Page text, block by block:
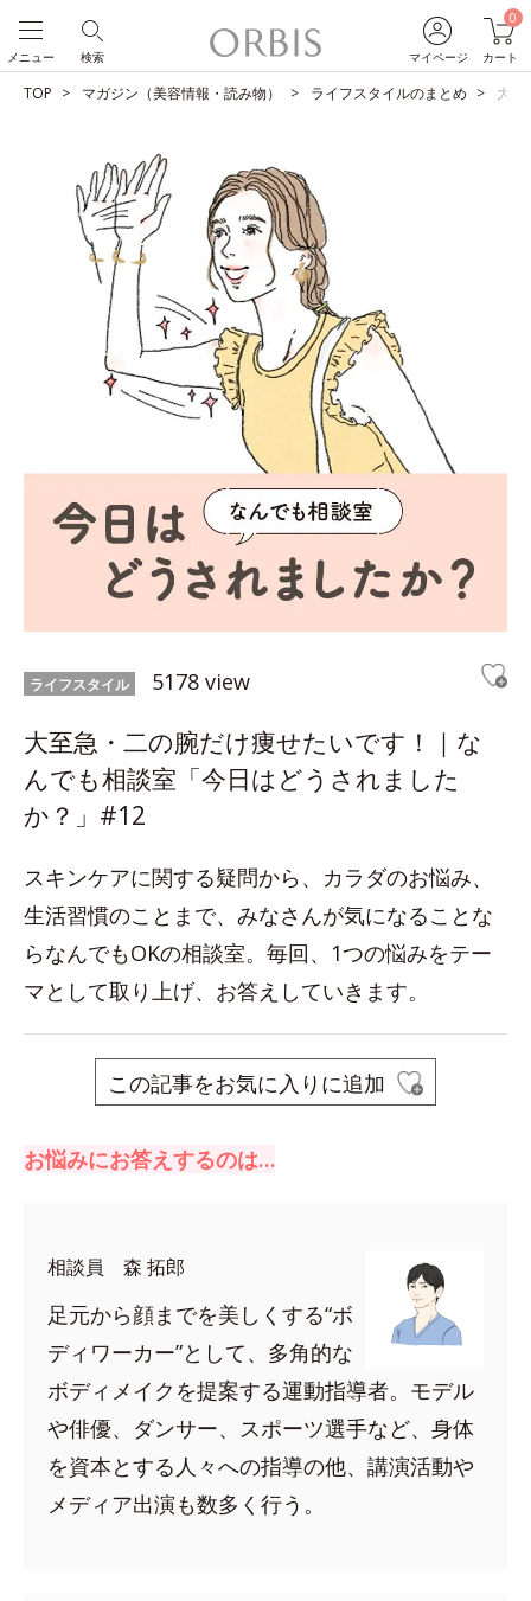
マイページ
0
カート
検索
メニュー
TOP マガジン（美容情報・読み物） ライフスタイルのまとめ 大至
ライフスタイル 5178 view
大至急・二の腕だけ痩せたいです！｜な
んでも相談室「今日はどうされました
か？」#12
スキンケアに関する疑問から、カラダのお悩み、
生活習慣のことまで、みなさんが気になることな
らなんでもOKの相談室。毎回、1つの悩みをテー
マとして取り上げ、お答えしていきます。
この記事をお気に入りに追加
お悩みにお答えするのは…
相談員 森 拓郎
足元から顔までを美しくする“ボ
ディワーカー”として、多角的な
ボディメイクを提案する運動指導者。モデル
や俳優、ダンサー、スポーツ選手など、身体
を資本とする人々への指導の他、講演活動や
メディア出演も数多く行う。